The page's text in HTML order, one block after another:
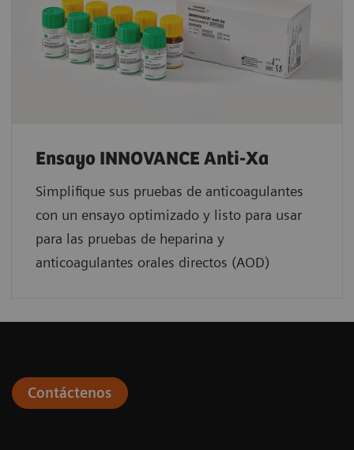
Ensayo INNOVANCE Anti-Xa
Simplifique sus pruebas de anticoagulantes
con un ensayo optimizado y listo para usar
para las pruebas de heparina y
anticoagulantes orales directos (AOD)
Contáctenos